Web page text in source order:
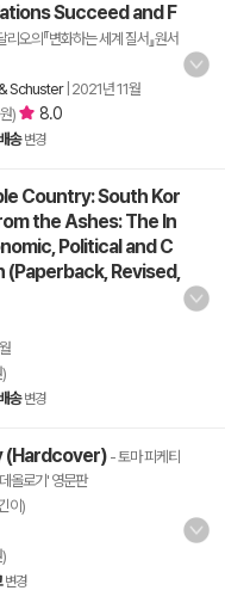
Succeed and F
리오의『변화하는 세계 질서』원서
Schuster| 2021년 11월
) 8.0
송 변경
Country: South Kor
the Ashes: The In
Political and C
Revised,
송 변경
(Hardcover) - 토마 피케티
올로기' 영문판
이)
변경